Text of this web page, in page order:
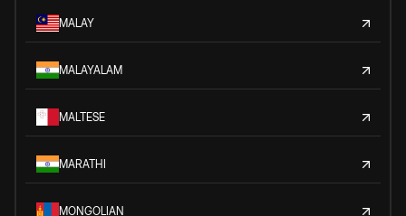
MALAY
MALAYALAM
MALTESE
MARATHI
MONGOLIAN